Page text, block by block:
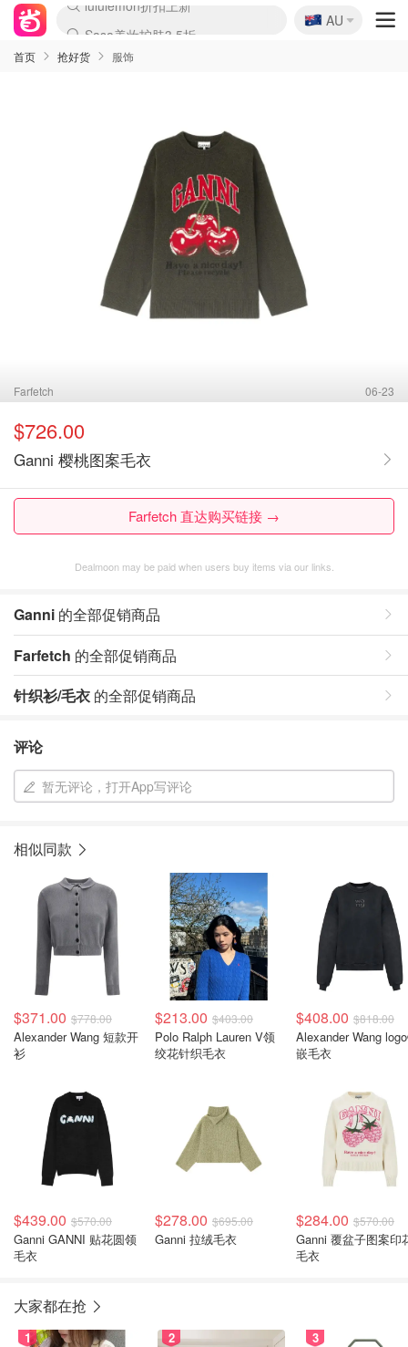
lululemon折扣上新
SSENSE年中3折
FreshBeauty好价汇总
Cettire降价+叠9折
Farfetch折上8折
WWS Coles超市实拍
viagogo二手票捡漏
Myer清仓1折起
The Outnet奢牌1折起
David Jones 3折起
Flannels大牌1折
Perfumes Club护肤1折
AMIRO返校季6.2折
Oweek抽奖送Airpods
Amazon折扣汇总
eToro入金$200送$50
Amazon数码好物
ICONIC本周7.5折
ThedoubleF高奢地板价
Moose Knuckles 6折
丝芙兰5折起
EUFY官网3.7折起
Selenichast首饰2折
Trip机票酒店促销
YSL送5件彩妆礼
Amazon家居好物
BIGBANG巡演开票
David Jones时尚3折
Amazon美妆护肤
雅漾大喷$8
过敏原检测盒$33
伊索独家赠50ml沐浴露
科颜氏清仓3折
SEALIFE海洋馆门票6折
丝塔芙大白罐$16
订阅Newsletter送香薰
Cult Beauty 6.8折
Harrods圣诞日历2.3折
LN-CC奢牌私促3折
d'Alba空姐喷雾$16
EVE LOM套装逆天2折
Bernardelli独家4折
Adore Beauty 6折起
CT圣诞日历
Mytheresa奢品2.7折
Luxury Escapes 9折
Currentbody美容仪9折
卡诗9折+赠4件礼
MOON Garden Live
ALLSAINTS美衣3折
Roborock扫地机3.7折
Tingo Life水杯$24
Valentino官网5折
CR洗发护发6.3折
🇦🇺
AU
首页 抢好货 服饰
Farfetch 06-23
$726.00
Ganni 樱桃图案毛衣
Farfetch 直达购买链接 →
Dealmoon may be paid when users buy items via our links.
Ganni 的全部促销商品
Farfetch 的全部促销商品
针织衫/毛衣 的全部促销商品
评论
暂无评论，打开App写评论
相似同款
$371.00 $778.00
Alexander Wang 短款开
衫
$213.00 $403.00
Polo Ralph Lauren V领
绞花针织毛衣
$408.00 $818.00
Alexander Wang
嵌毛衣
$439.00 $570.00
Ganni GANNI 贴花圆领
毛衣
$278.00 $695.00
Ganni 拉绒毛衣
$284.00 $570.00
Ganni 覆盆子图案印
毛衣
大家都在抢
1 2 3